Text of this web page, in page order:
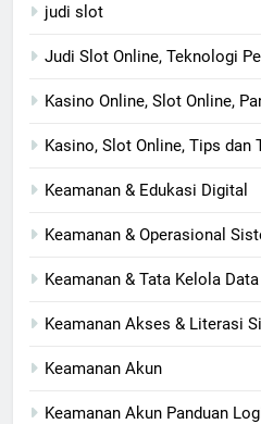
judi slot
Judi Slot Online, Teknologi
Kasino Online, Slot Online,
Kasino, Slot Online, Tips dan
Keamanan & Edukasi Digital
Keamanan & Operasional
Keamanan & Tata Kelola Data
Keamanan Akses & Literasi
Keamanan Akun
Keamanan Akun Panduan